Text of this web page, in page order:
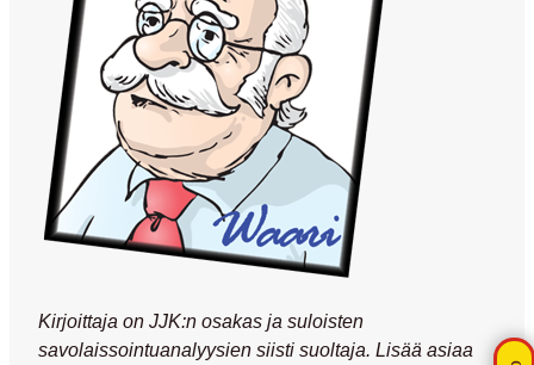
Kirjoittaja on JJK:n osakas ja suloisten
savolaissointuanalyysien siisti suoltaja. Lisää asiaa